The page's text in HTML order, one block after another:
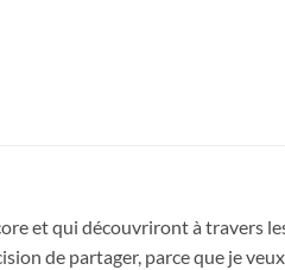
et qui découvriront à travers
de partager, parce que je